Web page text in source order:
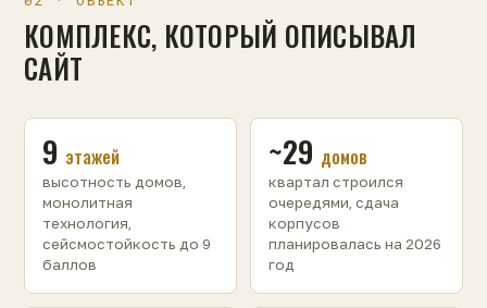
КОМПЛЕКС, КОТОРЫЙ ОПИСЫВАЛ
САЙТ
9 этажей
высотность домов,
монолитная
технология,
сейсмостойкость до 9
баллов
~29 домов
квартал строился
очередями, сдача
корпусов
планировалась на 2026
год